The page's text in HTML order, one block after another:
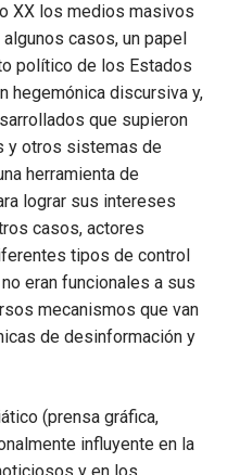
XX los medios masivos
casos, un papel
político de los Estados
hegemónica discursiva y,
que supieron
y otros sistemas de
herramienta de
lograr sus inte­reses
casos, actores
tipos de control
eran funcionales a sus
mecanismos que van
de desinformación y
(prensa gráfica,
influyente en la